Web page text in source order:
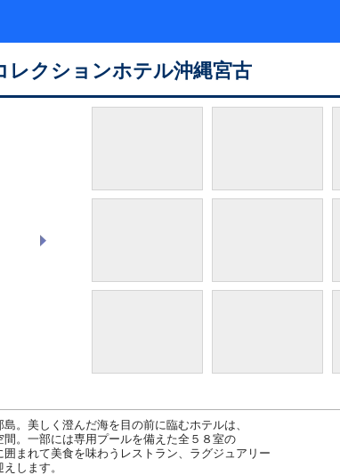
レクションホテル沖縄宮古
。美しく澄んだ海を目の前に臨むホテルは、
。一部には専用プールを備えた全５８室の
まれて美食を味わうレストラン、ラグジュアリー
します。